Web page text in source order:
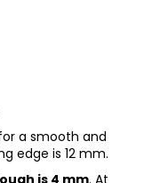
a smooth and
edge is 12 mm.
is 4 mm. At